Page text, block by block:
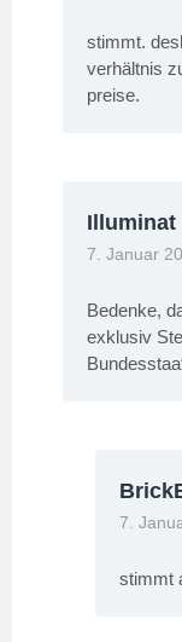
stimmt.
verhältnis
preise.
Illuminat
7. Januar
Bedenke,
exklusiv
7.
stimmt